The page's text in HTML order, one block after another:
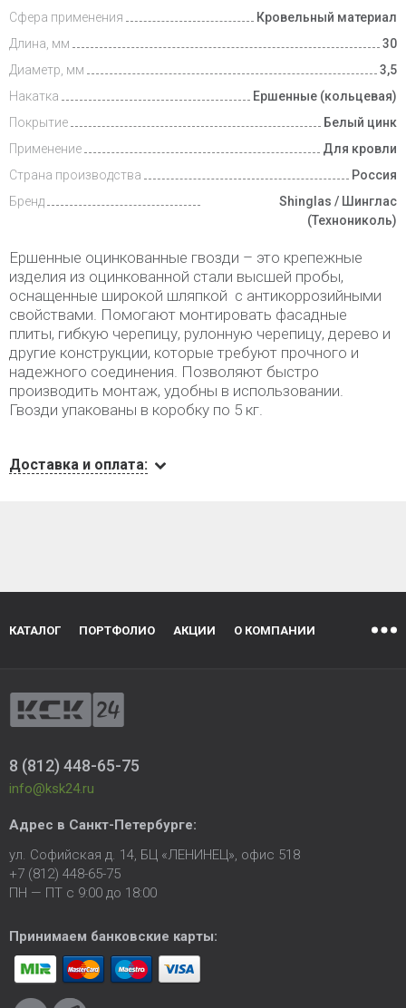
Сфера применения
Кровельный материал
Длина, мм
30
Диаметр, мм
3,5
Накатка
Ершенные (кольцевая)
Покрытие
Белый цинк
Применение
Для кровли
Страна производства
Россия
Бренд
Shinglas / Шинглас
(Технониколь)
Ершенные оцинкованные гвозди – это крепежные
изделия из оцинкованной стали высшей пробы,
оснащенные широкой шляпкой с антикоррозийными
свойствами. Помогают монтировать фасадные
плиты, гибкую черепицу, рулонную черепицу, дерево и
другие конструкции, которые требуют прочного и
надежного соединения. Позволяют быстро
производить монтаж, удобны в использовании.
Гвозди упакованы в коробку по 5 кг.
Доставка и оплата:
КАТАЛОГ ПОРТФОЛИО АКЦИИ О КОМПАНИИ
8 (812) 448-65-75
info@ksk24.ru
Адрес в Санкт-Петербурге:
ул. Софийская д. 14, БЦ «ЛЕНИНЕЦ», офис 518
+7 (812) 448-65-75
ПН — ПТ с 9:00 до 18:00
Принимаем банковские карты: